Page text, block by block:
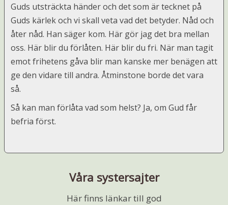
Guds utsträckta händer och det som är tecknet på
Guds kärlek och vi skall veta vad det betyder. Nåd och
åter nåd. Han säger kom. Här gör jag det bra mellan
oss. Här blir du förlåten. Här blir du fri. När man tagit
emot frihetens gåva blir man kanske mer benägen att
ge den vidare till andra. Åtminstone borde det vara
så.
Så kan man förlåta vad som helst? Ja, om Gud får
befria först.
Våra systersajter
Här finns länkar till god